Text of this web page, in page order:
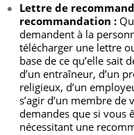
Lettre de
recommandation :
demandent à la
télécharger une lettre
base de ce qu’elle sait
d’un entraîneur, d’un
religieux, d’un
s’agir d’un membre de
demandes que si vous
nécessitant une